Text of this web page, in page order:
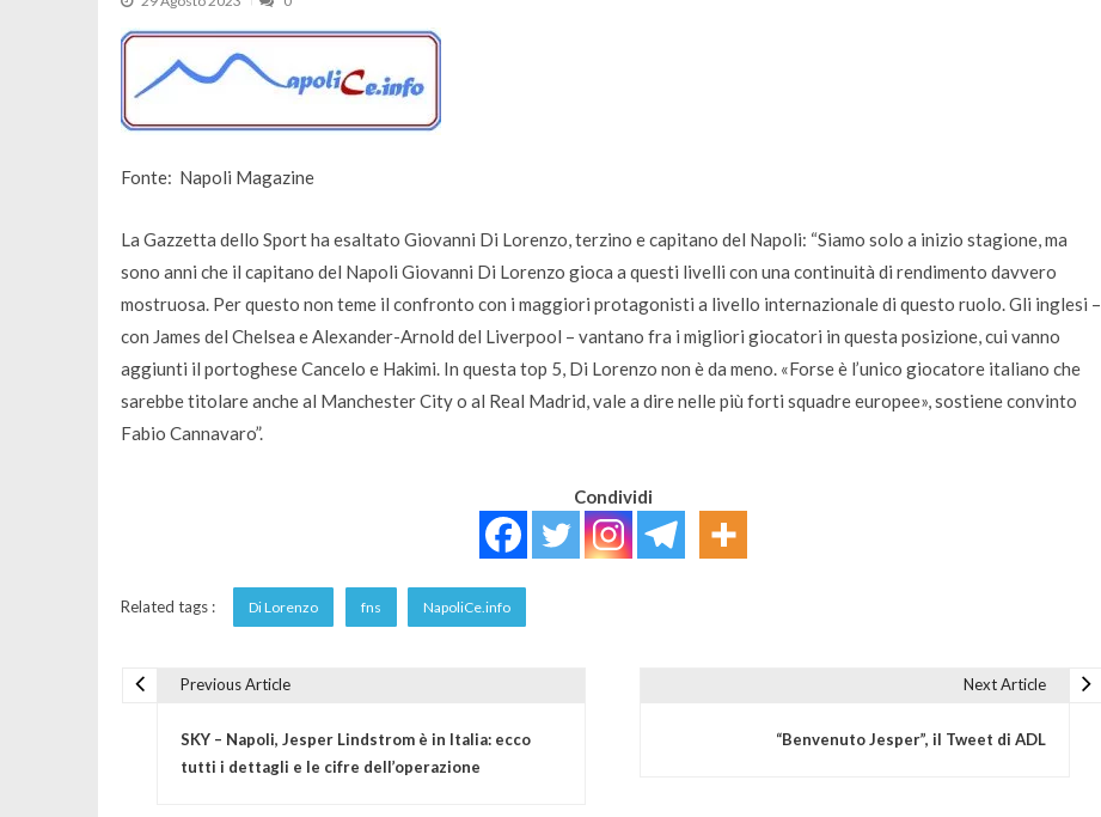
Fonte: Napoli Magazine
La Gazzetta dello Sport ha esaltato Giovanni Di Lorenzo, terzino e capitano del Napoli: “Siamo solo a inizio stagione, ma
sono anni che il capitano del Napoli Giovanni Di Lorenzo gioca a questi livelli con una continuità di rendimento davvero
mostruosa. Per questo non teme il confronto con i maggiori protagonisti a livello internazionale di questo ruolo. Gli inglesi –
con James del Chelsea e Alexander-Arnold del Liverpool – vantano fra i migliori giocatori in questa posizione, cui vanno
aggiunti il portoghese Cancelo e Hakimi. In questa top 5, Di Lorenzo non è da meno. «Forse è l’unico giocatore italiano che
sarebbe titolare anche al Manchester City o al Real Madrid, vale a dire nelle più forti squadre europee», sostiene convinto
Fabio Cannavaro”.
Condividi
Related tags : Di Lorenzo fns NapoliCe.info
Previous Article
SKY – Napoli, Jesper Lindstrom è in Italia: ecco
tutti i dettagli e le cifre dell’operazione
Next Article
“Benvenuto Jesper”, il Tweet di ADL